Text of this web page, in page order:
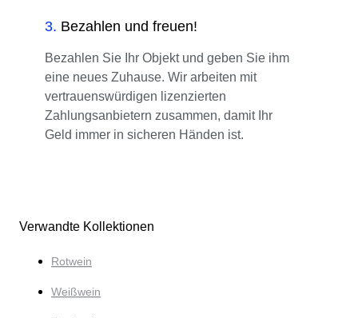
3. Bezahlen und freuen!
Bezahlen Sie Ihr Objekt und geben Sie ihm
eine neues Zuhause. Wir arbeiten mit
vertrauenswürdigen lizenzierten
Zahlungsanbietern zusammen, damit Ihr
Geld immer in sicheren Händen ist.
Verwandte Kollektionen
Rotwein
Weißwein